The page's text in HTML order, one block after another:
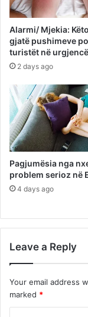
Alarmi/ Mjekia:
gjatë pushimeve
turistët në urgjencë
2 days ago
Pagjumësia nga
problem serioz në
4 days ago
Leave a Reply
Your email address
marked *